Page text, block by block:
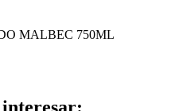
MALBEC 750ML